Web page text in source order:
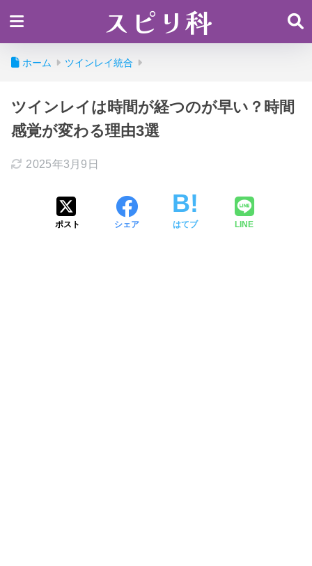
スピリ科
ホーム ツインレイ統合
ツインレイは時間が経つのが早い？時間
感覚が変わる理由3選
2025年3月9日
ポスト シェア はてブ LINE